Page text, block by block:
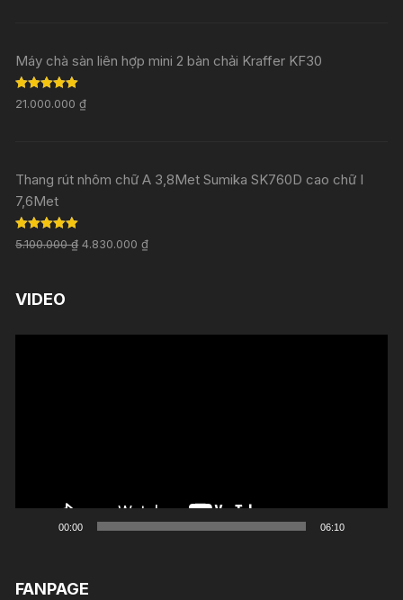
Máy chà sàn liên hợp mini 2 bàn chải Kraffer KF30
Rated5.00
out of 5
21.000.000₫
Thang rút nhôm chữ A 3,8Met Sumika SK760D cao chữ I
7,6Met
Rated5.00
out of 5
5.100.000₫ 4.830.000₫
VIDEO
00:00 06:10
FANPAGE